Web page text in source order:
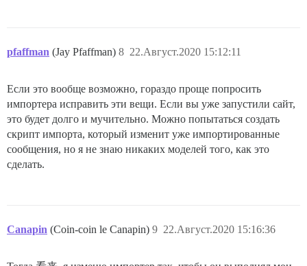
pfaffman (Jay Pfaffman) 22.Август.2020 15:12:11
8
Если это вообще возможно, гораздо проще попросить
импортера исправить эти вещи. Если вы уже запустили сайт,
это будет долго и мучительно. Можно попытаться создать
скрипт импорта, который изменит уже импортированные
сообщения, но я не знаю никаких моделей того, как это
сделать.
Canapin (Coin-coin le Canapin) 22.Август.2020 15:16:36
9